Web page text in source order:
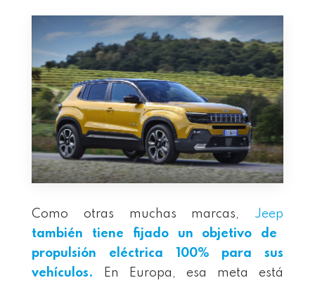
Como otras muchas marcas, Jeep
también tiene fijado un objetivo de
propulsión eléctrica 100% para sus
vehículos.
En Europa, esa meta está